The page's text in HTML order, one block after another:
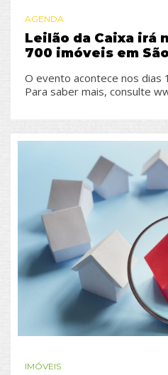
AGENDA
Leilão da Caixa irá
700 imóveis em
O evento acontece nos dias
Para saber mais, consulte
IMÓVEIS